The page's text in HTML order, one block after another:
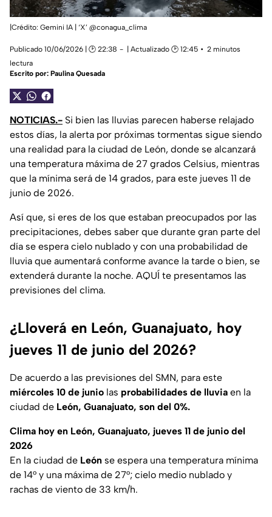
|Crédito: Gemini IA | ‘X’ @conagua_clima
Publicado 10/06/2026 | 🕑 22:38 | Actualizado 🕑 12:45
2 minutos
lectura
Escrito por: Paulina Quesada
NOTICIAS.- Si bien las lluvias parecen haberse relajado
estos días, la alerta por próximas tormentas sigue siendo
una realidad para la ciudad de León, donde se alcanzará
una temperatura máxima de 27 grados Celsius, mientras
que la mínima será de 14 grados, para este jueves 11 de
junio de 2026.
Así que, si eres de los que estaban preocupados por las
precipitaciones, debes saber que durante gran parte del
día se espera cielo nublado y con una probabilidad de
lluvia que aumentará conforme avance la tarde o bien, se
extenderá durante la noche. AQUÍ te presentamos las
previsiones del clima.
¿Lloverá en León, Guanajuato, hoy
jueves 11 de junio del 2026?
De acuerdo a las previsiones del SMN, para este
miércoles 10 de junio las probabilidades de lluvia en la
ciudad de León, Guanajuato, son del 0%.
Clima hoy en León, Guanajuato, jueves 11 de junio del
2026
En la ciudad de León se espera una temperatura mínima
de 14° y una máxima de 27°; cielo medio nublado y
rachas de viento de 33 km/h.